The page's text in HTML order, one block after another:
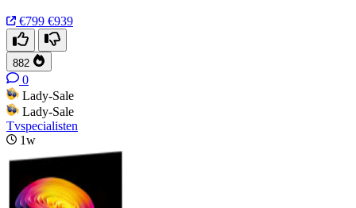
€799 €939
882
0
Lady-Sale
Lady-Sale
Tvspecialisten
1w